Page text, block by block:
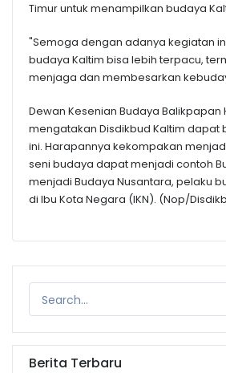
Timur untuk menampilkan budaya
"Semoga dengan adanya kegiatan
budaya Kaltim bisa lebih terpacu,
menjaga dan membesarkan
Dewan Kesenian Budaya Balikpapan
mengatakan Disdikbud Kaltim dapat
ini. Harapannya kekompakan
seni budaya dapat menjadi contoh
menjadi Budaya Nusantara, pelaku
di Ibu Kota Negara (IKN). (Nop/
Berita Terbaru